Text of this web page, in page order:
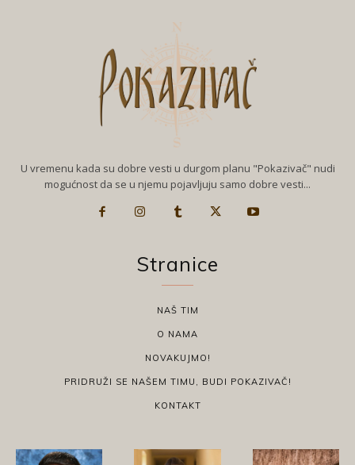
U vremenu kada su dobre vesti u durgom planu "Pokazivač" nudi
mogućnost da se u njemu pojavljuju samo dobre vesti...
Stranice
NAŠ TIM
O NAMA
NOVAKUJMO!
PRIDRUŽI SE NAŠEM TIMU, BUDI POKAZIVAČ!
KONTAKT